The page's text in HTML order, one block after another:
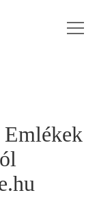
Emlékek